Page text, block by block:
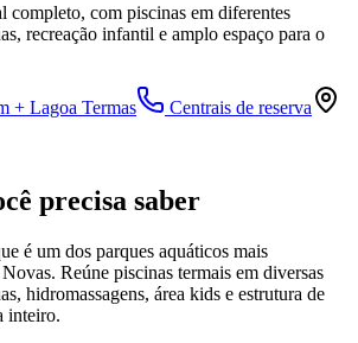
completo, com piscinas em diferentes
recreação infantil e amplo espaço para o
+ Lagoa Termas
Centrais de reserva
precisa saber
é um dos parques aquáticos mais
Reúne piscinas termais em diversas
hidromassagens, área kids e estrutura de
inteiro.